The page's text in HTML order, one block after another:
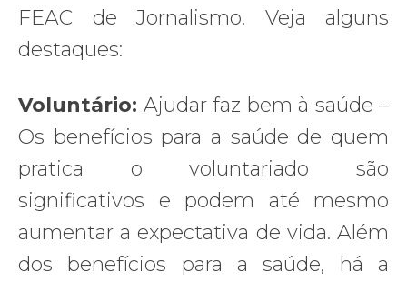
FEAC de Jornalismo. Veja alguns
destaques:
Voluntário: Ajudar faz bem à saúde –
Os benefícios para a saúde de quem
pratica o voluntariado são
significativos e podem até mesmo
aumentar a expectativa de vida. Além
dos benefícios para a saúde, há a